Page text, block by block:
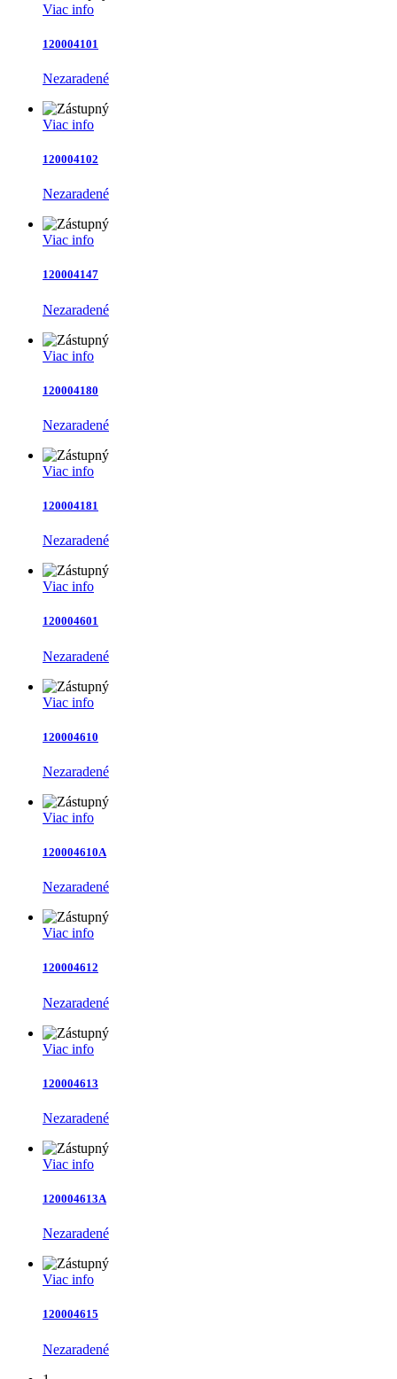
Viac info
120004101
Nezaradené
Viac info
120004102
Nezaradené
Viac info
120004147
Nezaradené
Viac info
120004180
Nezaradené
Viac info
120004181
Nezaradené
Viac info
120004601
Nezaradené
Viac info
120004610
Nezaradené
Viac info
120004610A
Nezaradené
Viac info
120004612
Nezaradené
Viac info
120004613
Nezaradené
Viac info
120004613A
Nezaradené
Viac info
120004615
Nezaradené